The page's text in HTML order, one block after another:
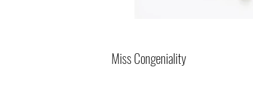
Miss Congeniality